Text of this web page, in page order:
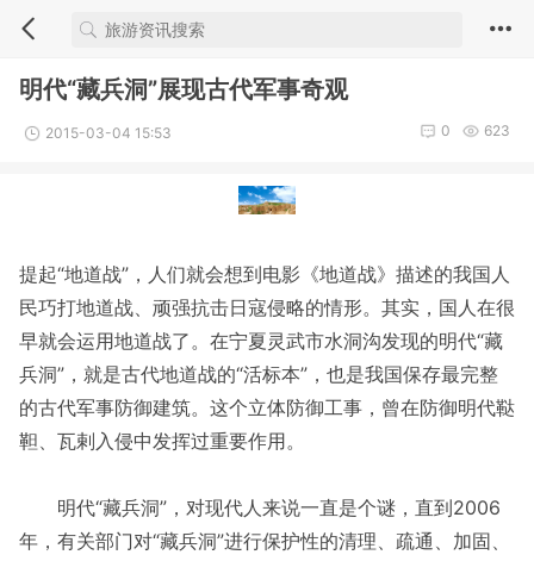
明代“藏兵洞”展现古代军事奇观
2015-03-04 15:53 623
0
提起“地道战”，人们就会想到电影《地道战》描述的我国人
民巧打地道战、顽强抗击日寇侵略的情形。其实，国人在很
早就会运用地道战了。在宁夏灵武市水洞沟发现的明代“藏
兵洞”，就是古代地道战的“活标本”，也是我国保存最完整
的古代军事防御建筑。这个立体防御工事，曾在防御明代鞑
靼、瓦剌入侵中发挥过重要作用。
明代“藏兵洞”，对现代人来说一直是个谜，直到2006
年，有关部门对“藏兵洞”进行保护性的清理、疏通、加固、